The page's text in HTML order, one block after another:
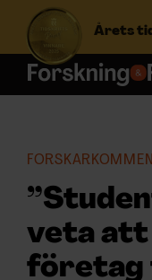
Årets
S
e
t
e
r
veta att
företag